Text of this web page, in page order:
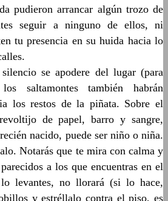
pudieron arrancar algún trozo de
seguir a ninguno de ellos, ni
tu presencia en su huida hacia lo
se apodere del lugar (para
saltamontes también habrán
los restos de la piñata. Sobre el
de papel, barro y sangre,
nacido, puede ser niño o niña.
Notarás que te mira con calma y
a los que encuentras en el
lo levantes, no llorará (si lo hace,
y estréllalo contra el piso, es